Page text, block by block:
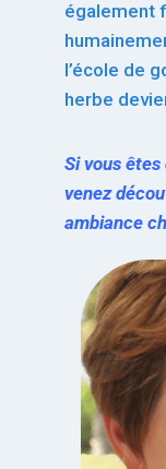
également
l’école de
herbe
Si vous
venez
ambiance